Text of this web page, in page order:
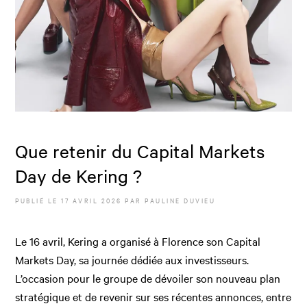
Que retenir du Capital Markets
Day de Kering ?
PUBLIÉ LE17 AVRIL 2026 PARPAULINE DUVIEU
Le 16 avril, Kering a organisé à Florence son Capital
Markets Day, sa journée dédiée aux investisseurs.
L’occasion pour le groupe de dévoiler son nouveau plan
stratégique et de revenir sur ses récentes annonces, entre